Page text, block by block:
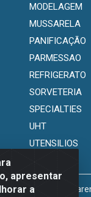
apresentar
a
MODELAGEM
MUSSARELA
PANIFICAÇÃO
PARMESSAO
REFRIGERATO
SORVETERIA
SPECIALTIES
UHT
UTENSILIOS
Marechal